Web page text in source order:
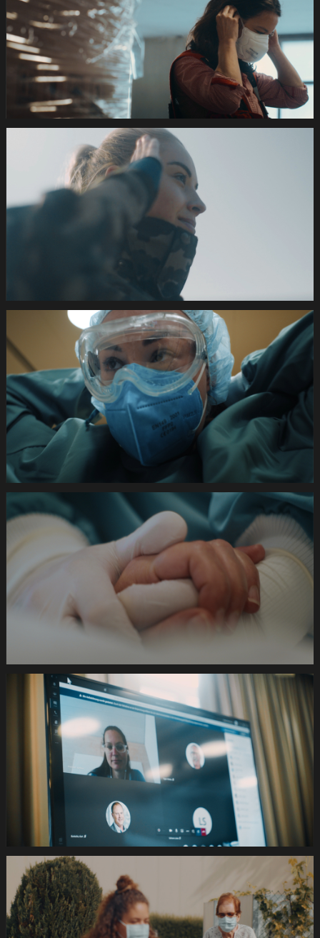
-2dB
1920x1080
pRHQ
PCM.10
14.Still029
Coronafilm
-2dB
1920x1080
420s
SRK
Coronafilm
-2dB
1920x1080
pRHQ
PCM.10
08
24.Still031
de
420s
Coronafilm
-2dB
1920x1080
pRHQ
PCM.10
Coronafilm
1920x1080
16.Still033
420s
SRK
Coronafilm
-2dB